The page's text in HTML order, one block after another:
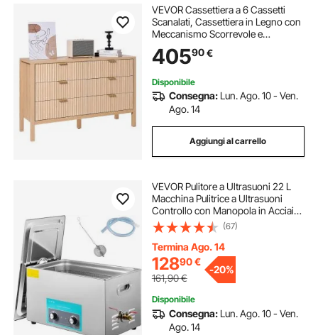
VEVOR Cassettiera a 6 Cassetti
Scanalati, Cassettiera in Legno con
Meccanismo Scorrevole e
Antiribaltamento, Moderna e
Minimalista, Organizzatore per
Legno Chiaro
40590€
Disponibile
Consegna: Lun. Ago. 10 - Ven.
Ago. 14
Aggiungi al carrello
VEVOR Pulitore a Ultrasuoni 22 L
Macchina Pulitrice a Ultrasuoni
Controllo con Manopola in Acciaio
Inossidabile 304, con
Temporizzatore Riscaldatore per
Gioielli, Orologi, Occhiali, Strumenti
Dentali
(67)
Termina Ago. 14
12890€
161,90€
-20%
Disponibile
Consegna: Lun. Ago. 10 - Ven.
Ago. 14